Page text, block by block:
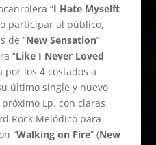
“I Hate Myselft
participar al público,
de “New Sensation”
“Like I Never Loved
por los 4 costados a
último single y nuevo
próximo Lp. con claras
Rock Melódico para
“Walking on Fire” (New